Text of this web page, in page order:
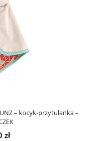
– kocyk-przytulanka –
zł